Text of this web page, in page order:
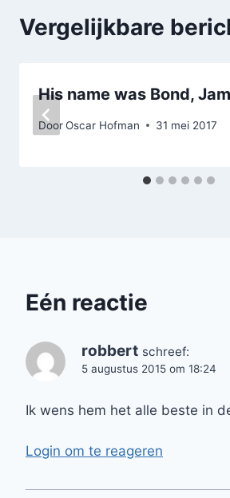
Vergelijkbare
His name was Bond,
DoorOscar Hofman 31 mei 2017
Eén reactie
robbert schreef:
5 augustus 2015 om 18:24
Ik wens hem het alle beste in
Login om te reageren